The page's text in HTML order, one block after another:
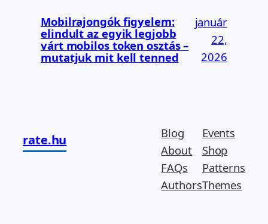
Mobilrajongók figyelem:
elindult az egyik legjobb
várt mobilos token osztás –
mutatjuk mit kell tenned
január
22,
2026
rate.hu
Blog
About
FAQs
Authors
Events
Shop
Patterns
Themes